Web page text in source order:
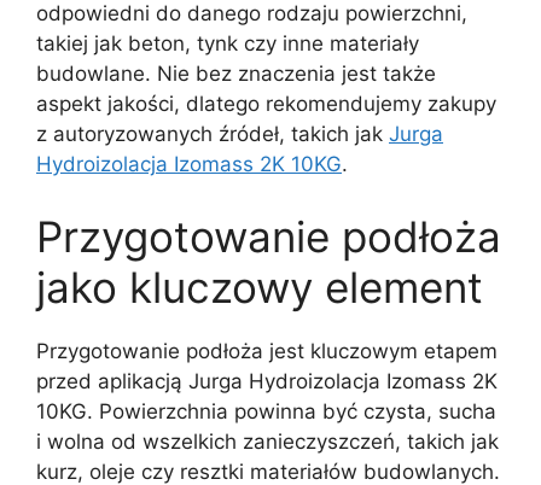
odpowiedni do danego rodzaju powierzchni,
takiej jak beton, tynk czy inne materiały
budowlane. Nie bez znaczenia jest także
aspekt jakości, dlatego rekomendujemy zakupy
z autoryzowanych źródeł, takich jak Jurga
Hydroizolacja Izomass 2K 10KG.
Przygotowanie podłoża
jako kluczowy element
Przygotowanie podłoża jest kluczowym etapem
przed aplikacją Jurga Hydroizolacja Izomass 2K
10KG. Powierzchnia powinna być czysta, sucha
i wolna od wszelkich zanieczyszczeń, takich jak
kurz, oleje czy resztki materiałów budowlanych.